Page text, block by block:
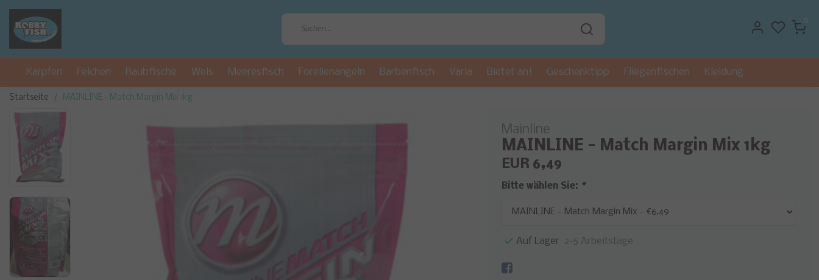
0
Karpfen Felchen Raubfische Wels Meeresfisch Forellenangeln Barbenfisch Varia Bietet an! Geschenktipp Fliegenfischen Kleidung
Startseite MAINLINE - Match Margin Mix 1kg
Mainline
MAINLINE - Match Margin Mix 1kg
EUR 6,49
Bitte wählen Sie: *
Auf Lager 2-5 Arbeitstage